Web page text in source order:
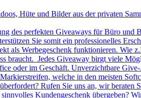
Hüte und Bilder aus der privaten
des perfekten Giveaways für Büro und
Sie somit ein professionelles
als Werbegeschenk funktionieren. Wie
braucht. Jedes Giveaway birgt viele
oder im Geschäft. Unverzichtbare
welche in den meisten
Rufen Sie uns an, wir
Kundengeschenk übergeben?